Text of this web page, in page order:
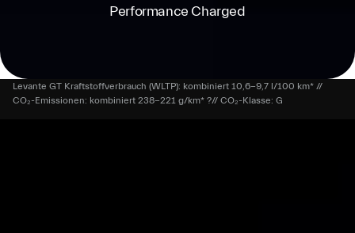
Performance Charged
Levante GT Kraftstoffverbrauch (WLTP): kombiniert 10,6-9,7 l/100 km* //
CO₂-Emissionen: kombiniert 238-221 g/km* ?// CO₂-Klasse: G